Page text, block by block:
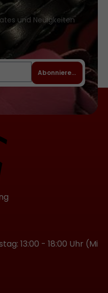
und Neuigkeiten
Abonnieren
13:00 - 18:00 Uhr (Mi